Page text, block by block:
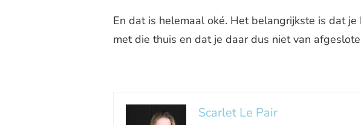
En dat is helemaal oké. Het belangrijkste is dat
met die thuis en dat je daar dus niet van
Scarlet Le Pair